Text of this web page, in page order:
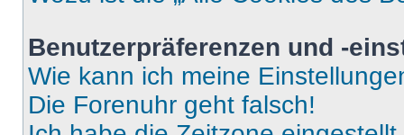
Benutzerpräferenzen und -
Wie kann ich meine
Die Forenuhr geht falsch!